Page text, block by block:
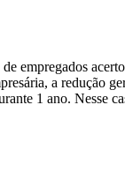
empregados
a redução
1 ano. Nesse